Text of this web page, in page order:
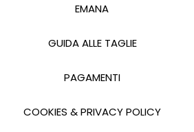
EMANA
GUIDA ALLE TAGLIE
PAGAMENTI
COOKIES & PRIVACY POLICY